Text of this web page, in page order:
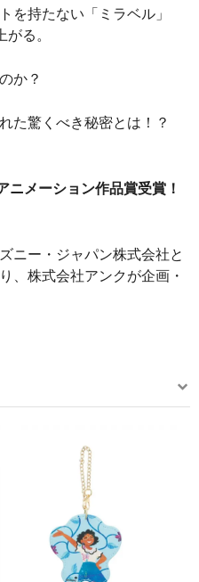
を持たない「ミラベル」
がる。
か？
た驚くべき秘密とは！？
ニメーション作品賞受賞！
ニー・ジャパン株式会社と
、株式会社アンクが企画・